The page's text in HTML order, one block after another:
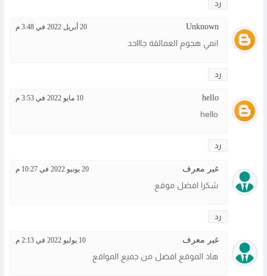
رد
Unknown 20 أبريل 2022 في 3:48 م
انمي هجوم العمالقة جاااحد
رد
hello 10 مايو 2022 في 3:53 م
hello
رد
غير معرف 20 يونيو 2022 في 10:27 م
شكرا افضل موقع
رد
غير معرف 10 يوليو 2022 في 2:13 م
هاذ الموقع افضل من جميع المواقع